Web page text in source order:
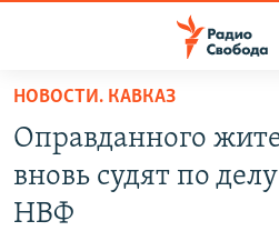
упрощенного
доступа
основному
ПОДКАСТЫ
АВТОРСКИЕ ПРОЕКТЫ
НОВОСТИ. КАВКАЗ
Оправданного
вновь судят по
НВФ